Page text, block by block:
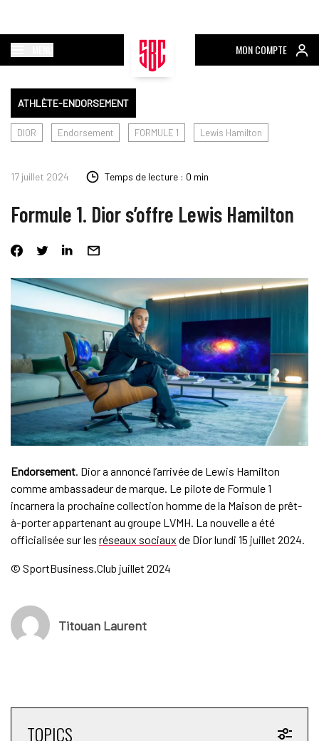
MON COMPTE
ATHLÈTE-ENDORSEMENT
DIOR Endorsement FORMULE 1 Lewis Hamilton
17 juillet 2024 Temps de lecture : 0 min
Formule 1. Dior s’offre Lewis Hamilton
Endorsement. Dior a annoncé l’arrivée de Lewis Hamilton
comme ambassadeur de marque. Le pilote de Formule 1
incarnera la prochaine collection homme de la Maison de prêt-
à-porter appartenant au groupe LVMH. La nouvelle a été
officialisée sur les réseaux sociaux de Dior lundi 15 juillet 2024.
© SportBusiness.Club juillet 2024
Titouan Laurent
TOPICS